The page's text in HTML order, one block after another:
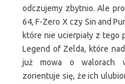
odczujemy zbytnio. Ale
64, F-Zero X czy Sin and
które nie ucierpiały z tego
Legend of Zelda, które
już mowa o walorach
zorientuje się, że ich